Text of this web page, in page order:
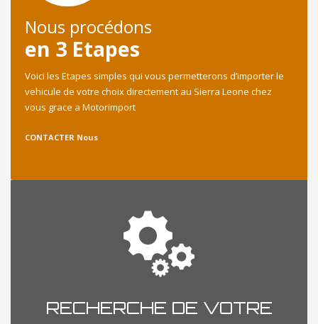
Nous procédons
en 3 Etapes
Voici les Etapes simples qui vous permetterons d’importer le
vehicule de votre choix directement au Sierra Leone chez
vous grace a Motorimport
CONTACTER Nous
RECHERCHE DE VOTRE